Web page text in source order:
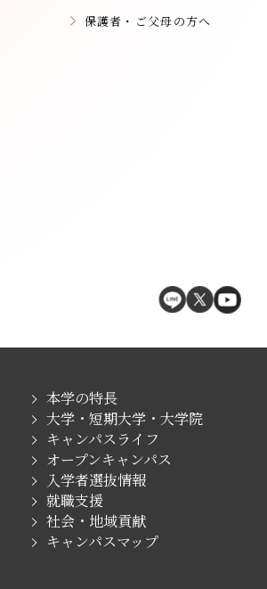
保護者・ご父母の方へ
本学の特長
大学・短期大学・大学院
キャンパスライフ
オープンキャンパス
入学者選抜情報
就職支援
社会・地域貢献
キャンパスマップ